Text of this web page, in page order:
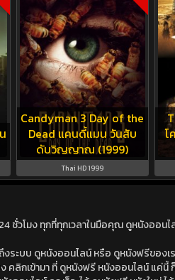
Candyman 3 Day of the
Dead แคนดี้แมน วันสับ
ดับวิญญาณ (1999)
Thai HD 1999
โ
โมง ทุกที่ทุกเวลาในมือคุณ ดูหนังออนไ
ระบบ ดูหนังออนไลน์ หรือ ดูหนังฟรีของ
ลิกเข้ามา ที่ ดูหนังฟรี หนังออนไลน์ แค่นี้